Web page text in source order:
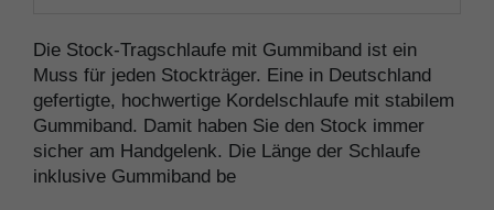
Die Stock-Tragschlaufe mit Gummiband ist ein
Muss für jeden Stockträger. Eine in Deutschland
gefertigte, hochwertige Kordelschlaufe mit stabilem
Gummiband. Damit haben Sie den Stock immer
sicher am Handgelenk. Die Länge der Schlaufe
inklusive Gummiband be